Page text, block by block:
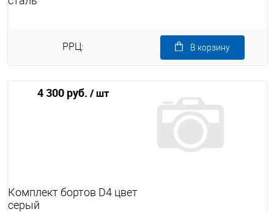
РРЦ:
4 300 руб. / шт
В корзину
Комплект бортов D4 цвет
серый